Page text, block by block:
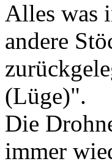
Alles was
andere
(Lüge)".
Die
immer